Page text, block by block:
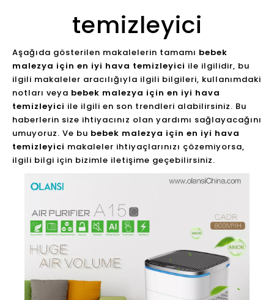
temizleyici
Aşağıda gösterilen makalelerin tamamı bebek
malezya için en iyi hava temizleyici ile ilgilidir, bu
ilgili makaleler aracılığıyla ilgili bilgileri, kullanımdaki
notları veya bebek malezya için en iyi hava
temizleyici ile ilgili en son trendleri alabilirsiniz. Bu
haberlerin size ihtiyacınız olan yardımı sağlayacağını
umuyoruz. Ve bu bebek malezya için en iyi hava
temizleyici makaleler ihtiyaçlarınızı çözemiyorsa,
ilgili bilgi için bizimle iletişime geçebilirsiniz.